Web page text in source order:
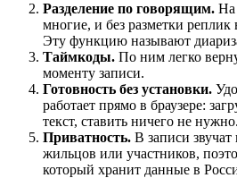
Разделение по говорящим. На
многие, и без разметки реплик
Эту функцию называют
Таймкоды. По ним легко
моменту записи.
Готовность без установки.
работает прямо в браузере:
текст, ставить ничего не нужно.
Приватность. В записи
жильцов или участников,
который хранит данные в